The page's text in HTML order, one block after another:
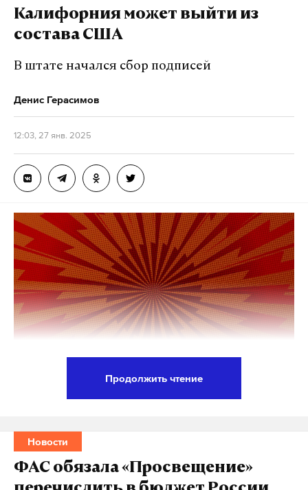
Калифорния может выйти из
состава США
В штате начался сбор подписей
Денис Герасимов
12:03, 27 янв. 2025
сбор подписей за выход штата из состава США. Об
этом пишут американские газеты, в том числе
Продолжить чтение
Новости
ФАС обязала «Просвещение»